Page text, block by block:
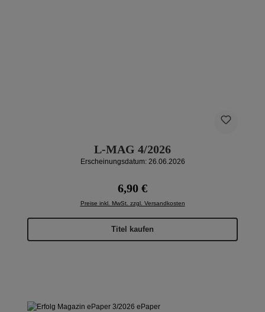
L-MAG 4/2026
Erscheinungsdatum: 26.06.2026
Regulärer Preis:
6,90 €
Preise inkl. MwSt. zzgl. Versandkosten
Titel kaufen